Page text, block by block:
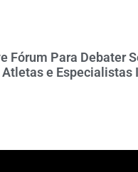
Fórum Para Debater
Atletas e Especialistas